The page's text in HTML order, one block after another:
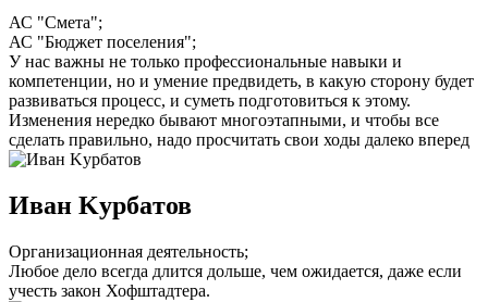
АС "Смета";
АС "Бюджет поселения";
У нас важны не только профессиональные навыки и
компетенции, но и умение предвидеть, в какую сторону будет
развиваться процесс, и суметь подготовиться к этому.
Изменения нередко бывают многоэтапными, и чтобы все
сделать правильно, надо просчитать свои ходы далеко вперед
Иван Kурбaтов
Организационная деятельность;
Любое дело всегда длится дольше, чем ожидается, даже если
учесть закон Хофштадтера.